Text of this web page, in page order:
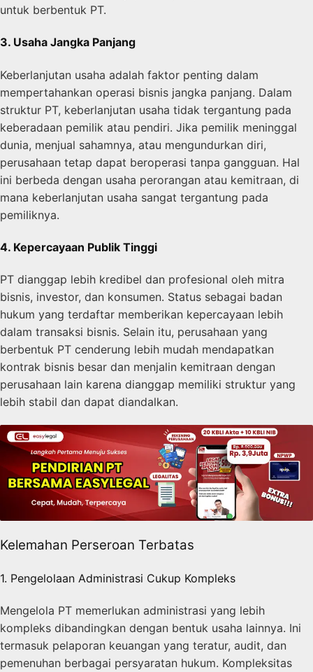
untuk berbentuk PT.
3. Usaha Jangka Panjang
Keberlanjutan usaha adalah faktor penting dalam
mempertahankan operasi bisnis jangka panjang. Dalam
struktur PT, keberlanjutan usaha tidak tergantung pada
keberadaan pemilik atau pendiri. Jika pemilik meninggal
dunia, menjual sahamnya, atau mengundurkan diri,
perusahaan tetap dapat beroperasi tanpa gangguan. Hal
ini berbeda dengan usaha perorangan atau kemitraan, di
mana keberlanjutan usaha sangat tergantung pada
pemiliknya.
4. Kepercayaan Publik Tinggi
PT dianggap lebih kredibel dan profesional oleh mitra
bisnis, investor, dan konsumen. Status sebagai badan
hukum yang terdaftar memberikan kepercayaan lebih
dalam transaksi bisnis. Selain itu, perusahaan yang
berbentuk PT cenderung lebih mudah mendapatkan
kontrak bisnis besar dan menjalin kemitraan dengan
perusahaan lain karena dianggap memiliki struktur yang
lebih stabil dan dapat diandalkan.
Kelemahan Perseroan Terbatas
1. Pengelolaan Administrasi Cukup Kompleks
Mengelola PT memerlukan administrasi yang lebih
kompleks dibandingkan dengan bentuk usaha lainnya. Ini
termasuk pelaporan keuangan yang teratur, audit, dan
pemenuhan berbagai persyaratan hukum. Kompleksitas